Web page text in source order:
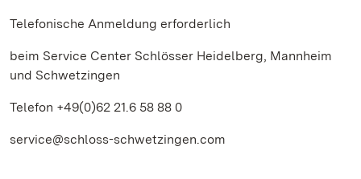
Telefonische Anmeldung erforderlich
beim Service Center Schlösser Heidelberg, Mannheim
und Schwetzingen
Telefon +49(0)62 21.6 58 88 0
service@schloss-schwetzingen.com